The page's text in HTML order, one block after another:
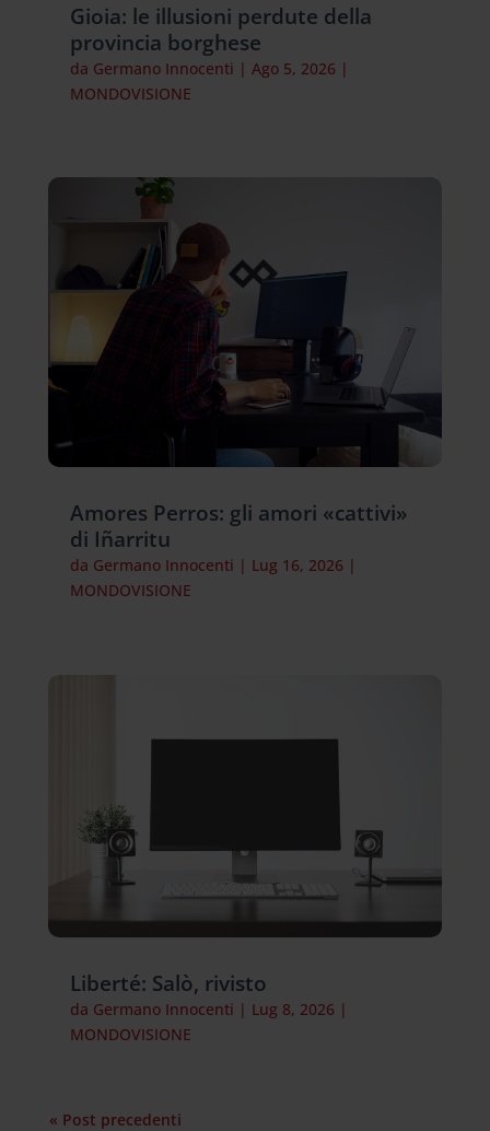
Gioia: le illusioni perdute della
provincia borghese
da Germano Innocenti | Ago 5, 2026 |
MONDOVISIONE
Amores Perros: gli amori «cattivi»
di Iñarritu
da Germano Innocenti | Lug 16, 2026 |
MONDOVISIONE
Liberté: Salò, rivisto
da Germano Innocenti | Lug 8, 2026 |
MONDOVISIONE
« Post precedenti